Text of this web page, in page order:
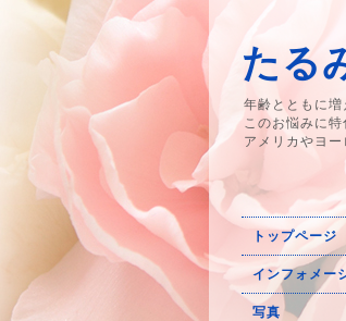
たる
年齢とともに増
このお悩みに特
アメリカやヨ
トップページ
インフォメー
写真